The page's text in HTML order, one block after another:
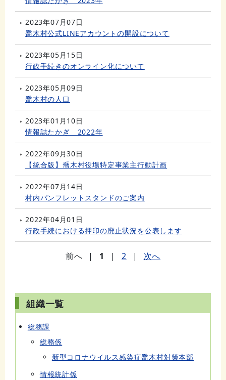
2023年07月07日
喬木村公式LINEアカウントの開設について
2023年05月15日
行政手続きのオンライン化について
2023年05月09日
喬木村の人口
2023年01月10日
情報誌たかぎ 2022年
2022年09月30日
【統合版】喬木村役場特定事業主行動計画
2022年07月14日
村内パンフレットスタンドのご案内
2022年04月01日
行政手続における押印の廃止状況を公表します
前へ | 1 | 2 | 次へ
組織一覧
総務課
総務係
新型コロナウイルス感染症喬木村対策本部
情報統計係